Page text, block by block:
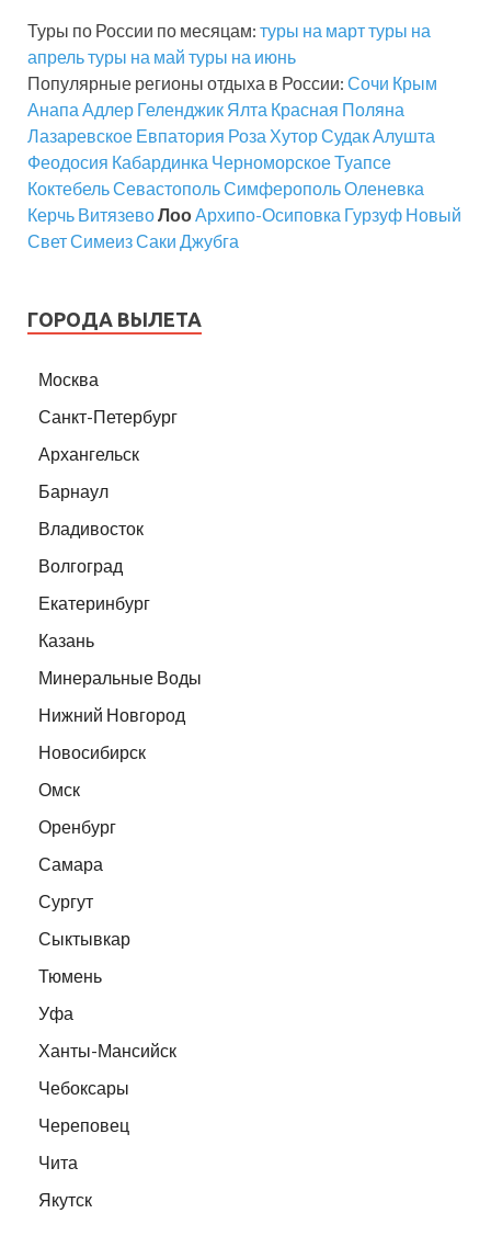
Туры по России по месяцам: туры на марттуры на
апрельтуры на май туры на июнь
Популярные регионы отдыха в России: Сочи Крым
Анапа Адлер Геленджик Ялта Красная Поляна
Лазаревское Евпатория Роза ХуторСудак Алушта
Феодосия Кабардинка ЧерноморскоеТуапсе
КоктебельСевастопольСимферопольОленевка
Керчь Витязево Лоо Архипо-Осиповка Гурзуф Новый
СветСимеизСаки Джубга
ГОРОДА ВЫЛЕТА
Москва
Санкт-Петербург
Архангельск
Барнаул
Владивосток
Волгоград
Екатеринбург
Казань
Минеральные Воды
Нижний Новгород
Новосибирск
Омск
Оренбург
Самара
Сургут
Сыктывкар
Тюмень
Уфа
Ханты-Мансийск
Чебоксары
Череповец
Чита
Якутск